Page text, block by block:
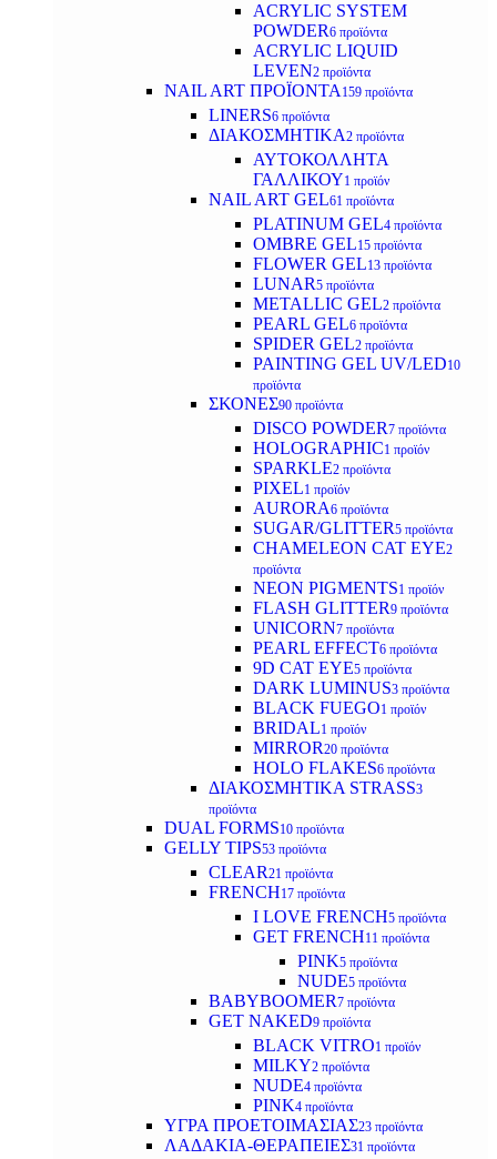
ACRYLIC SYSTEM
POWDER6 προϊόντα
ACRYLIC LIQUID
LEVEN2 προϊόντα
NAIL ART ΠΡΟΪΟΝΤΑ 159 προϊόντα
LINERS6 προϊόντα
ΔΙΑΚΟΣΜΗΤΙΚΑ2 προϊόντα
ΑΥΤΟΚΟΛΛΗΤΑ
ΓΑΛΛΙΚΟΥ1 προϊόν
NAIL ART GEL61 προϊόντα
PLATINUM GEL4 προϊόντα
OMBRE GEL15 προϊόντα
FLOWER GEL13 προϊόντα
LUNAR5 προϊόντα
METALLIC GEL2 προϊόντα
PEARL GEL6 προϊόντα
SPIDER GEL2 προϊόντα
PAINTING GEL UV/LED10
προϊόντα
ΣΚΟΝΕΣ90 προϊόντα
DISCO POWDER7 προϊόντα
HOLOGRAPHIC1 προϊόν
SPARKLE2 προϊόντα
PIXEL1 προϊόν
AURORA6 προϊόντα
SUGAR/GLITTER5 προϊόντα
CHAMELEON CAT EYE2
προϊόντα
NEON PIGMENTS1 προϊόν
FLASH GLITTER9 προϊόντα
UNICORN7 προϊόντα
PEARL EFFECT6 προϊόντα
9D CAT EYE5 προϊόντα
DARK LUMINUS3 προϊόντα
BLACK FUEGO1 προϊόν
BRIDAL1 προϊόν
MIRROR20 προϊόντα
HOLO FLAKES6 προϊόντα
ΔΙΑΚΟΣΜΗΤΙΚΑ STRASS3
προϊόντα
DUAL FORMS10 προϊόντα
GELLY TIPS53 προϊόντα
CLEAR21 προϊόντα
FRENCH17 προϊόντα
I LOVE FRENCH5 προϊόντα
GET FRENCH11 προϊόντα
PINK5 προϊόντα
NUDE5 προϊόντα
BABYBOOMER7 προϊόντα
GET NAKED9 προϊόντα
BLACK VITRO1 προϊόν
MILKY2 προϊόντα
NUDE4 προϊόντα
PINK4 προϊόντα
ΥΓΡΑ ΠΡΟΕΤΟΙΜΑΣΙΑΣ23 προϊόντα
ΛΑΔΑΚΙΑ-ΘΕΡΑΠΕΙΕΣ31 προϊόντα